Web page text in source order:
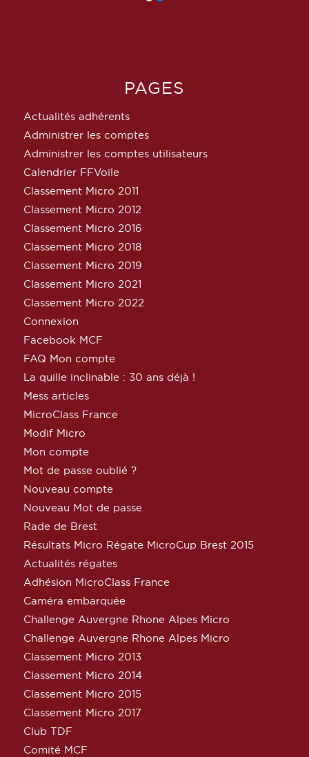
PAGES
Actualités adhérents
Administrer les comptes
Administrer les comptes utilisateurs
Calendrier FFVoile
Classement Micro 2011
Classement Micro 2012
Classement Micro 2016
Classement Micro 2018
Classement Micro 2019
Classement Micro 2021
Classement Micro 2022
Connexion
Facebook MCF
FAQ Mon compte
La quille inclinable : 30 ans déjà !
Mess articles
MicroClass France
Modif Micro
Mon compte
Mot de passe oublié ?
Nouveau compte
Nouveau Mot de passe
Rade de Brest
Résultats Micro Régate MicroCup Brest 2015
Actualités régates
Adhésion MicroClass France
Caméra embarquée
Challenge Auvergne Rhone Alpes Micro
Challenge Auvergne Rhone Alpes Micro
Classement Micro 2013
Classement Micro 2014
Classement Micro 2015
Classement Micro 2017
Club TDF
Comité MCF